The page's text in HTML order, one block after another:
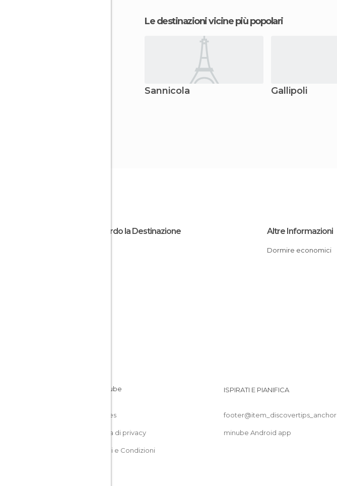
Le destinazioni vicine più popolari
Sannicola Gallipoli
Riguardo la Destinazione Altre Informazioni
Dormire economici
Cookies
Politica di privacy
Termini e Condizioni
ISPIRATI E PIANIFICA
footer@item_discovertips_anchor
minube Android app